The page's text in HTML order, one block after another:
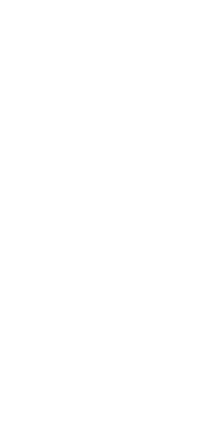
Du blir nu skickad till vår hemsida
backuphanteringen. Klicka på
höger jämte den backup som ska
När backupen är raderad kan du